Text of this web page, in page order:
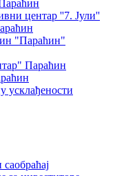
центар ''7. Јули''
"Параћин"
Параћин
усклађености